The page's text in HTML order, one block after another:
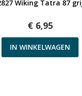
Snel bekijken
Wiking Tatra 87
€ 6,95
IN WINKELWAGEN